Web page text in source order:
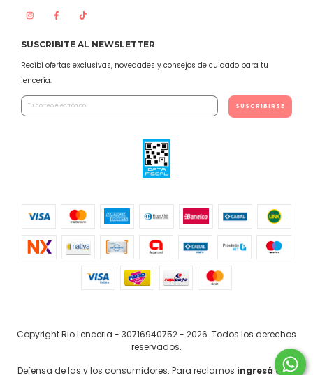
SUSCRIBITE AL NEWSLETTER
Recibí ofertas exclusivas, novedades y consejos de cuidado para tu
lencería.
Copyright Rio Lenceria - 30716940752 - 2026. Todos los derechos
reservados.
Defensa de las y los consumidores. Para reclamos ingresá acá.